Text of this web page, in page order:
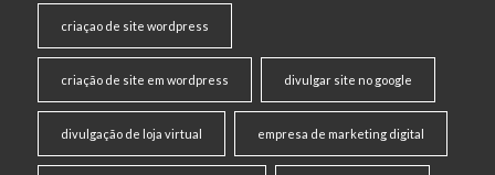
criaçao de site wordpress
criação de site em wordpress divulgar site no google
divulgação de loja virtual empresa de marketing digital